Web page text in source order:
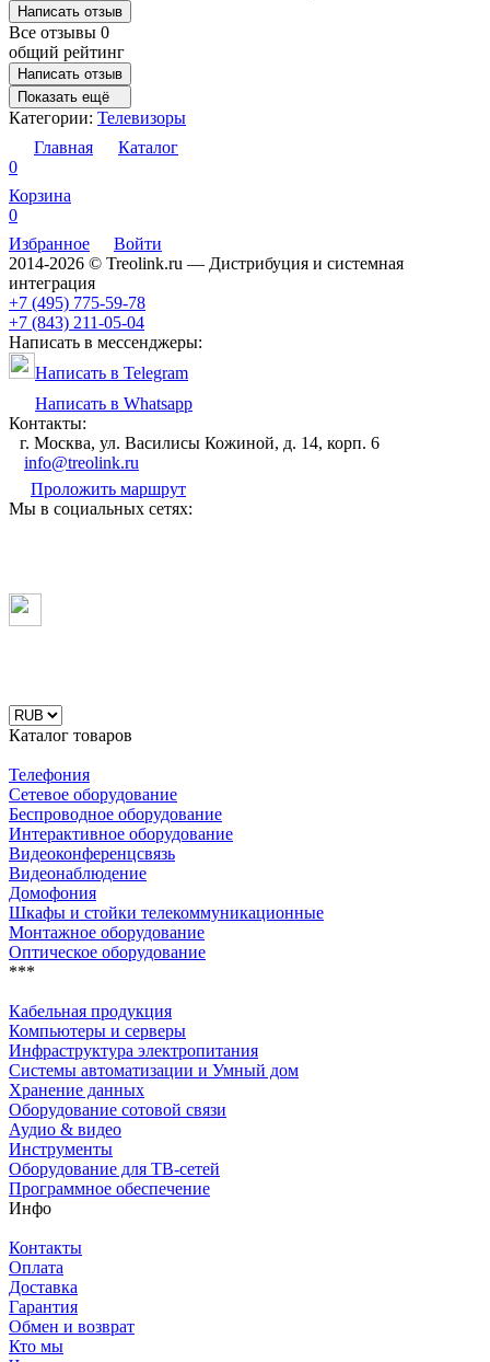
Написать отзыв
Все отзывы 0
общий рейтинг
Написать отзыв
Показать ещё
Категории: Телевизоры
Главная
Каталог
0
Корзина
0
Избранное
Войти
2014-2026 © Treolink.ru — Дистрибуция и системная
интеграция
+7 (495) 775-59-78
+7 (843) 211-05-04
Написать в мессенджеры:
Написать в Telegram
Написать в Whatsapp
Контакты:
г. Москва, ул. Василисы Кожиной, д. 14, корп. 6
info@treolink.ru
Проложить маршрут
Мы в социальных сетях:
Каталог товаров
Телефония
Сетевое оборудование
Беспроводное оборудование
Интерактивное оборудование
Видеоконференцсвязь
Видеонаблюдение
Домофония
Шкафы и стойки телекоммуникационные
Монтажное оборудование
Оптическое оборудование
***
Кабельная продукция
Компьютеры и серверы
Инфраструктура электропитания
Системы автоматизации и Умный дом
Хранение данных
Оборудование сотовой связи
Аудио & видео
Инструменты
Оборудование для ТВ-сетей
Программное обеспечение
Инфо
Контакты
Оплата
Доставка
Гарантия
Обмен и возврат
Кто мы